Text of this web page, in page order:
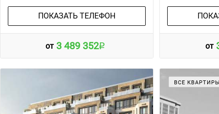
ПОКАЗАТЬ ТЕЛЕФОН
от 3 489 352 от
ВСЕ